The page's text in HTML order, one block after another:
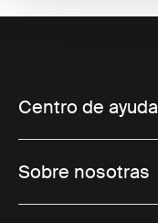
Centro de ayuda
Sobre nosotras